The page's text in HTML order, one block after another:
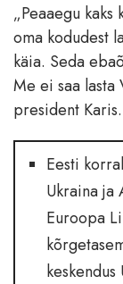
„Peaaegu
oma kodudest
käia. Seda
Me ei saa lasta
president Karis.
Eesti
Ukraina ja
Euroopa